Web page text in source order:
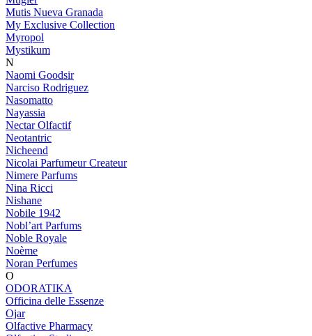
Mutis Nueva Granada
My Exclusive Collection
Myropol
Mystikum
N
Naomi Goodsir
Narciso Rodriguez
Nasomatto
Nayassia
Nectar Olfactif
Neotantric
Nicheend
Nicolai Parfumeur Createur
Nimere Parfums
Nina Ricci
Nishane
Nobile 1942
Nobl’art Parfums
Noble Royale
Noème
Noran Perfumes
O
ODORATIKA
Officina delle Essenze
Ojar
Olfactive Pharmacy